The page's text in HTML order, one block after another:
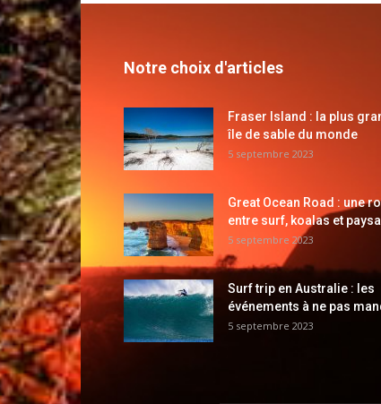
Notre choix d'articles
Fraser Island : la plus
île de sable du monde
5 septembre 2023
Great Ocean Road : une
entre surf, koalas et
5 septembre 2023
Surf trip en Australie : les
événements à ne pas
5 septembre 2023